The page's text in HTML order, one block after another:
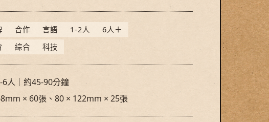
合作 言語 1-2人
6人＋
綜合 科技
人｜約45-90分鐘
× 60張、80 × 122mm × 25張